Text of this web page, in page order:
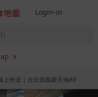
Login-in
上外送｜台北信義新天地A9